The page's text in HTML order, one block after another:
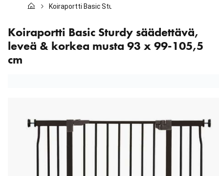
Kissat
Eläinlääkäriruoat
Tuotemerkit
Uutuudet
Tarjoukset
Koiraportti Basic Sturdy säädettävä, leveä & korkea
Koiraportti Basic Sturdy säädettävä,
leveä & korkea musta 93 x 99-105,5
cm